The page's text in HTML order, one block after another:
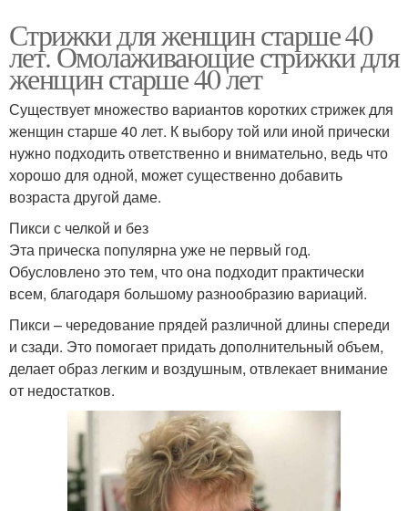
Стрижки для женщин старше 40
лет. Омолаживающие стрижки для
женщин старше 40 лет
Существует множество вариантов коротких стрижек для
женщин старше 40 лет. К выбору той или иной прически
нужно подходить ответственно и внимательно, ведь что
хорошо для одной, может существенно добавить
возраста другой даме.
Пикси с челкой и без
Эта прическа популярна уже не первый год.
Обусловлено это тем, что она подходит практически
всем, благодаря большому разнообразию вариаций.
Пикси – чередование прядей различной длины спереди
и сзади. Это помогает придать дополнительный объем,
делает образ легким и воздушным, отвлекает внимание
от недостатков.